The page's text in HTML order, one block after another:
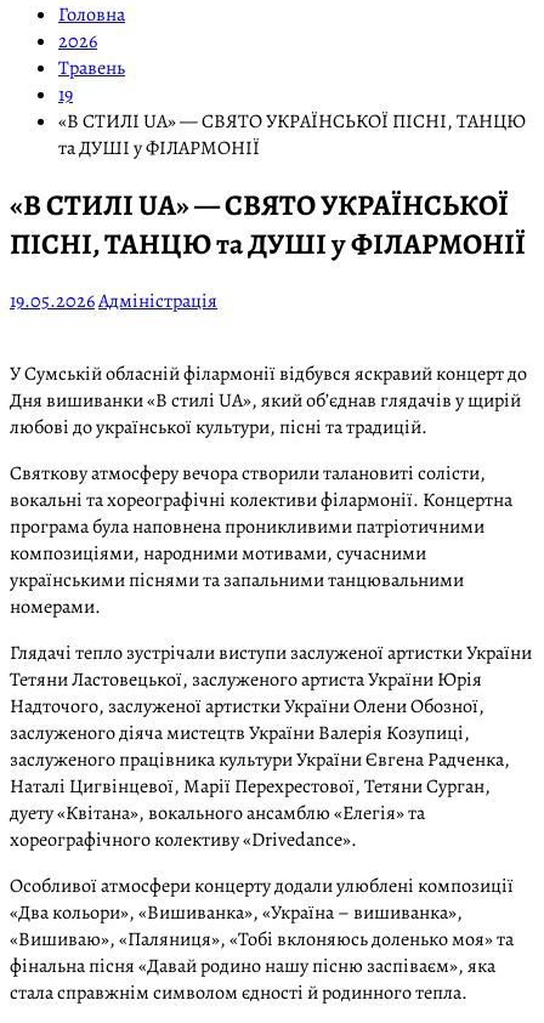
Головна
2026
Травень
19
«В СТИЛІ UA» — СВЯТО УКРАЇНСЬКОЇ ПІСНІ, ТАНЦЮ
та ДУШІ у ФІЛАРМОНІЇ
«В СТИЛІ UA» — СВЯТО УКРАЇНСЬКОЇ
ПІСНІ, ТАНЦЮ та ДУШІ у ФІЛАРМОНІЇ
19.05.2026Адміністрація
У Сумській обласній філармонії відбувся яскравий концерт до
Дня вишиванки «В стилі UA», який об’єднав глядачів у щирій
любові до української культури, пісні та традицій.
Святкову атмосферу вечора створили талановиті солісти,
вокальні та хореографічні колективи філармонії. Концертна
програма була наповнена проникливими патріотичними
композиціями, народними мотивами, сучасними
українськими піснями та запальними танцювальними
номерами.
Глядачі тепло зустрічали виступи заслуженої артистки України
Тетяни Ластовецької, заслуженого артиста України Юрія
Надточого, заслуженої артистки України Олени Обозної,
заслуженого діяча мистецтв України Валерія Козупиці,
заслуженого працівника культури України Євгена Радченка,
Наталі Цигвінцевої, Марії Перехрестової, Тетяни Сурган,
дуету «Квітана», вокального ансамблю «Елегія» та
хореографічного колективу «Drivedance».
Особливої атмосфери концерту додали улюблені композиції
«Два кольори», «Вишиванка», «Україна – вишиванка»,
«Вишиваю», «Паляниця», «Тобі вклоняюсь доленько моя» та
фінальна пісня «Давай родино нашу пісню заспіваєм», яка
стала справжнім символом єдності й родинного тепла.